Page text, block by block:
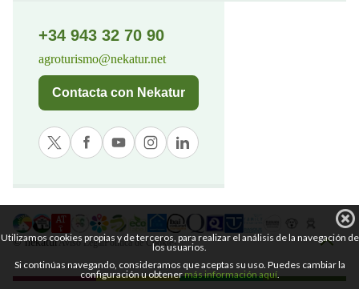
+34 943 32 70 90
agroturismo@nekatur.net
Contacta con Nekatur
© nekaturAviso LegalPolítica de Cookies
Utilizamos cookies propias y de terceros, para realizar el análisis de la navegación de
los usuarios.
Si continúas navegando, consideramos que aceptas su uso. Puedes cambiar la
configuración u obtenermás información aquí.